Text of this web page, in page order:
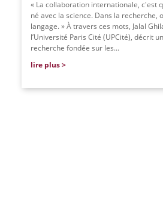
« La collaboration internationale, c'est
né avec la science. Dans la recherche,
langage. » À travers ces mots, Jalal
l’Université Paris Cité (UPCité), décrit
recherche fondée sur les...
lire plus